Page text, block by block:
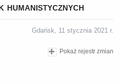
Gdańsk, 11 stycznia 2021 r.
Pokaż rejestr zmian